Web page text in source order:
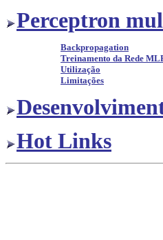
Perceptron
Backpropagation
Treinamento da Rede
Utilização
Limitações
Hot Links